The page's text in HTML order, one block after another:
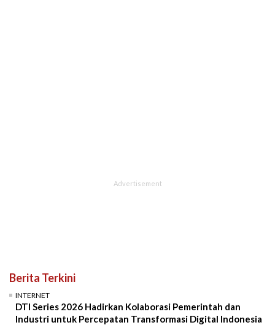
Berita Terkini
INTERNET
DTI Series 2026 Hadirkan Kolaborasi Pemerintah dan
Industri untuk Percepatan Transformasi Digital Indonesia